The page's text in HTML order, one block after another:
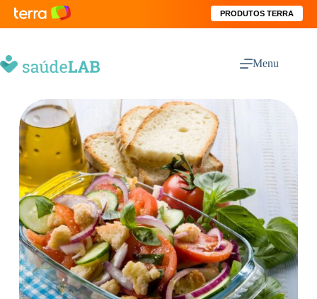
PRODUTOS TERRA
Menu